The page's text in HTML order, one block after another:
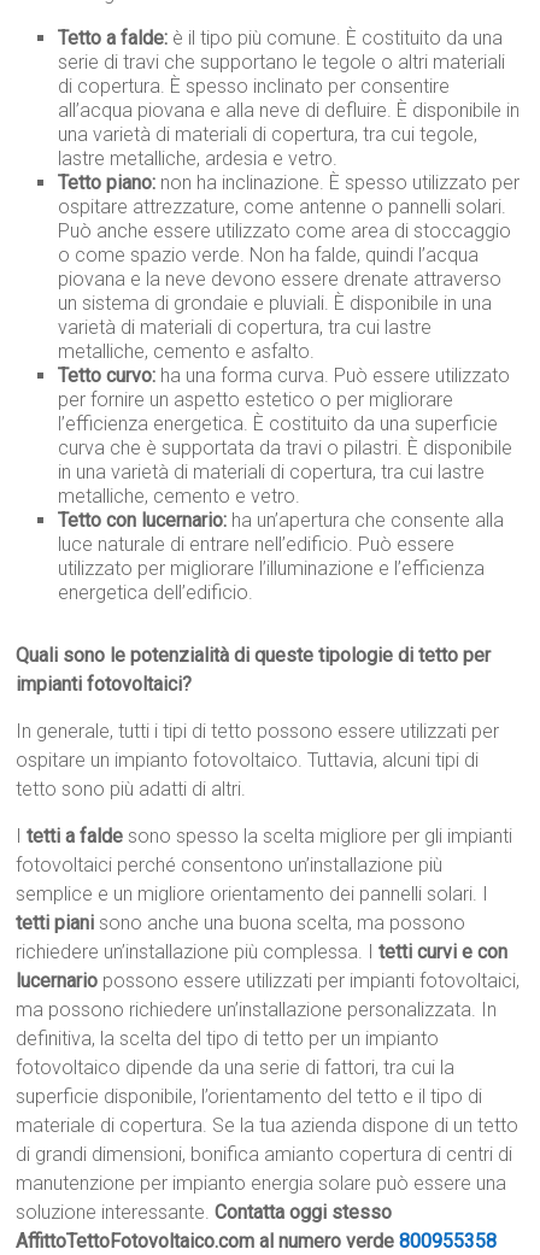
Tetto a falde: è il tipo più comune. È costituito da una
serie di travi che supportano le tegole o altri materiali
di copertura. È spesso inclinato per consentire
all’acqua piovana e alla neve di defluire. È disponibile in
una varietà di materiali di copertura, tra cui tegole,
lastre metalliche, ardesia e vetro.
Tetto piano: non ha inclinazione. È spesso utilizzato per
ospitare attrezzature, come antenne o pannelli solari.
Può anche essere utilizzato come area di stoccaggio
o come spazio verde. Non ha falde, quindi l’acqua
piovana e la neve devono essere drenate attraverso
un sistema di grondaie e pluviali. È disponibile in una
varietà di materiali di copertura, tra cui lastre
metalliche, cemento e asfalto.
Tetto curvo: ha una forma curva. Può essere utilizzato
per fornire un aspetto estetico o per migliorare
l’efficienza energetica. È costituito da una superficie
curva che è supportata da travi o pilastri. È disponibile
in una varietà di materiali di copertura, tra cui lastre
metalliche, cemento e vetro.
Tetto con lucernario: ha un’apertura che consente alla
luce naturale di entrare nell’edificio. Può essere
utilizzato per migliorare l’illuminazione e l’efficienza
energetica dell’edificio.
Quali sono le potenzialità di queste tipologie di tetto per
impianti fotovoltaici?
In generale, tutti i tipi di tetto possono essere utilizzati per
ospitare un impianto fotovoltaico. Tuttavia, alcuni tipi di
tetto sono più adatti di altri.
Itetti a falde sono spesso la scelta migliore per gli impianti
fotovoltaici perché consentono un’installazione più
semplice e un migliore orientamento dei pannelli solari. I
tetti piani sono anche una buona scelta, ma possono
richiedere un’installazione più complessa. Itetti curvi e con
lucernario possono essere utilizzati per impianti fotovoltaici,
ma possono richiedere un’installazione personalizzata. In
definitiva, la scelta del tipo di tetto per un impianto
fotovoltaico dipende da una serie di fattori, tra cui la
superficie disponibile, l’orientamento del tetto e il tipo di
materiale di copertura. Se la tua azienda dispone di un tetto
di grandi dimensioni, bonifica amianto copertura di centri di
manutenzione per impianto energia solare può essere una
soluzione interessante.Contatta oggi stesso
AffittoTettoFotovoltaico.com al numero verde800955358